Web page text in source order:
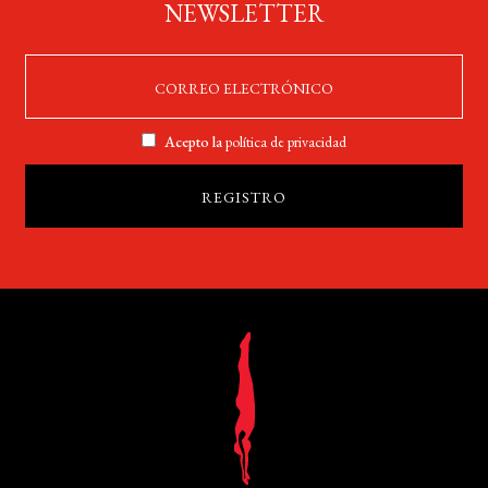
NEWSLETTER
Acepto lapolítica de privacidad